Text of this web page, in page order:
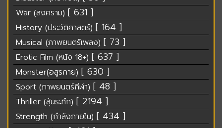
War (สงคราม) [ 631 ]
History (ประวัติศาสตร์) [ 164 ]
Musical (ภาพยนตร์เพลง) [ 73 ]
Erotic Film (หนัง 18+) [ 637 ]
Monster(อสูรกาย) [ 630 ]
Sport (ภาพยนตร์กีฬา) [ 48 ]
Thriller (ลุ้นระทึก) [ 2194 ]
Strength (กำลังภายใน) [ 434 ]